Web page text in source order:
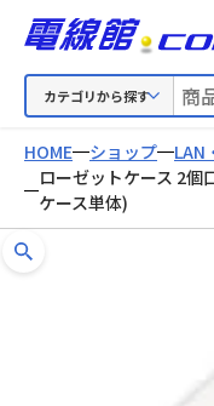
カテゴリから探す
HOME ショップ
LAN
ローゼットケース 2個
ケース単体)